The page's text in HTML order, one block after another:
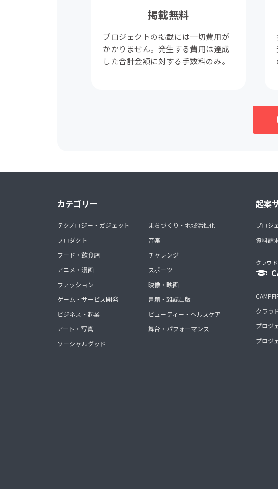
掲載無料
プロジェクトの掲載には一切費用が
かかりません。発生する費用は達成
した合計金額に対する手数料のみ。
カテゴリー
テクノロジー・ガジェット
プロダクト
フード・飲食店
アニメ・漫画
ファッション
ゲーム・サービス開発
ビジネス・起業
アート・写真
ソーシャルグッド
まちづくり・地域活性化
音楽
チャレンジ
スポーツ
映像・映画
書籍・雑誌出版
ビューティー・ヘルスケア
舞台・パフォーマンス
起案
プロジ
資料請
クラウ
クラウ
プロジ
プロジ